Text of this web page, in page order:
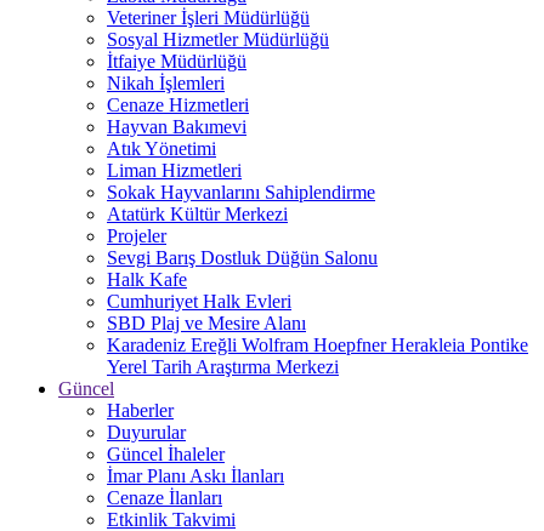
Veteriner İşleri Müdürlüğü
Sosyal Hizmetler Müdürlüğü
İtfaiye Müdürlüğü
Nikah İşlemleri
Cenaze Hizmetleri
Hayvan Bakımevi
Atık Yönetimi
Liman Hizmetleri
Sokak Hayvanlarını Sahiplendirme
Atatürk Kültür Merkezi
Projeler
Sevgi Barış Dostluk Düğün Salonu
Halk Kafe
Cumhuriyet Halk Evleri
SBD Plaj ve Mesire Alanı
Karadeniz Ereğli Wolfram Hoepfner Herakleia Pontike
Yerel Tarih Araştırma Merkezi
Güncel
Haberler
Duyurular
Güncel İhaleler
İmar Planı Askı İlanları
Cenaze İlanları
Etkinlik Takvimi